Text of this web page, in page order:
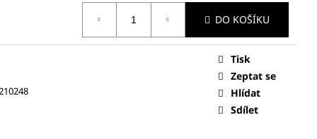
DO KOŠÍKU
Tisk
Zeptat se
Hlídat
Sdílet
A ZPEVŇUJÍCÍ